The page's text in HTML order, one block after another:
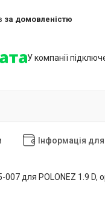
за домовленістю
У компанії
Інформація
для POLONEZ 1.9 D,